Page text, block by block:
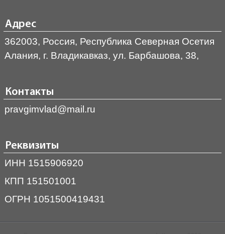
Адрес
362003, Россия, Республика Северная Осетия
Алания, г. Владикавказ, ул. Барбашова, 38,
Контакты
pravgimvlad@mail.ru
Реквизиты
ИНН 1515906920
КПП 151501001
ОГРН 1051500419431